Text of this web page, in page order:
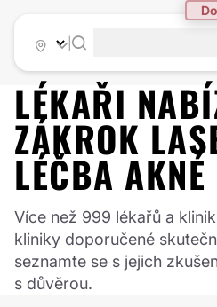
LÉKAŘI
ZÁKROK
LÉČBA AKNÉ
Více než 999 lékařů a
kliniky doporučené
seznamte se s jejich
s důvěrou.